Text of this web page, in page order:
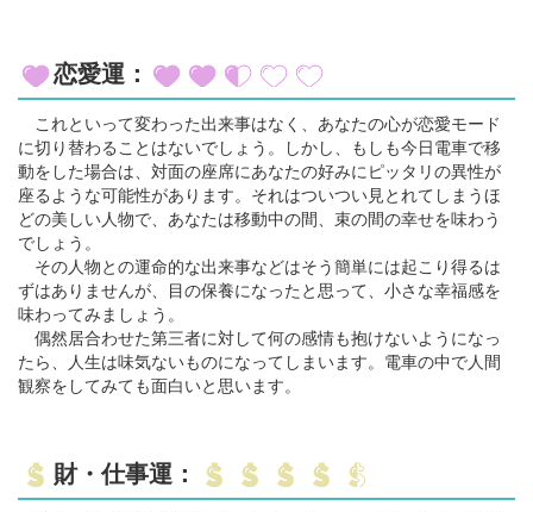
恋愛運：
これといって変わった出来事はなく、あなたの心が恋愛モード
に切り替わることはないでしょう。しかし、もしも今日電車で移
動をした場合は、対面の座席にあなたの好みにピッタリの異性が
座るような可能性があります。それはついつい見とれてしまうほ
どの美しい人物で、あなたは移動中の間、束の間の幸せを味わう
でしょう。
その人物との運命的な出来事などはそう簡単には起こり得るは
ずはありませんが、目の保養になったと思って、小さな幸福感を
味わってみましょう。
偶然居合わせた第三者に対して何の感情も抱けないようになっ
たら、人生は味気ないものになってしまいます。電車の中で人間
観察をしてみても面白いと思います。
財・仕事運：